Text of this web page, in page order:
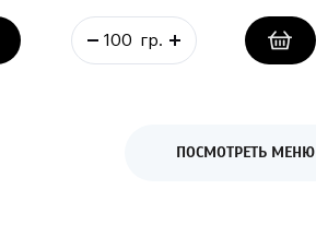
ПОСМОТРЕТЬ МЕНЮ